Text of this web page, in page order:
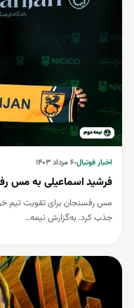
اخبار فوتبال ۶ مرداد ۱۴۰۳
فرشید اسماعیلی به مس
مس رفسنجان برای تقویت تیم
جذب کرد. به‌گزارش نیمه…